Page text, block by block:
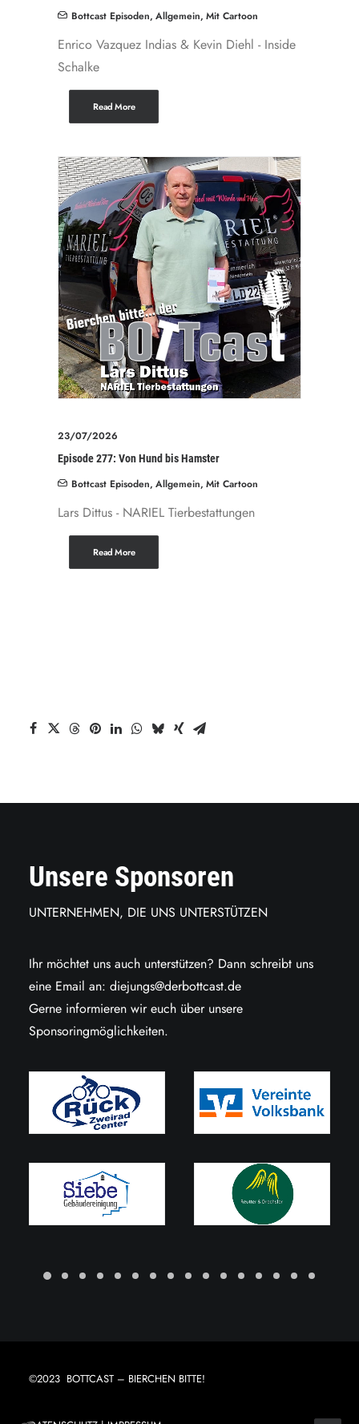
Bottcast Episoden, Allgemein, Mit Cartoon
Enrico Vazquez Indias & Kevin Diehl - Inside
Schalke
Read More
23/07/2026
Episode 277: Von Hund bis Hamster
Bottcast Episoden, Allgemein, Mit Cartoon
Lars Dittus - NARIEL Tierbestattungen
Read More
Unsere Sponsoren
UNTERNEHMEN, DIE UNS UNTERSTÜTZEN
Ihr möchtet uns auch unterstützen? Dann schreibt uns
eine Email an: diejungs@derbottcast.de
Gerne informieren wir euch über unsere
Sponsoringmöglichkeiten.
©2023 BOTTCAST – BIERCHEN BITTE!